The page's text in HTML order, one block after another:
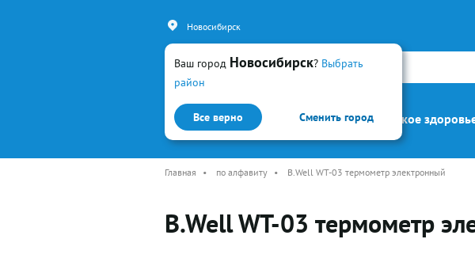
Ваш город Новосибирск? Выбрать
район
Все верно Сменить город
Новосибирск
Искать
Каталог Простуда и гриппЖенское
Главная • по алфавиту • B.Well WT-03 термометр электронный
B.Well WT-03 термометр